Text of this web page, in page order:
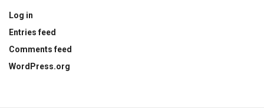
Log in
Entries feed
Comments feed
WordPress.org